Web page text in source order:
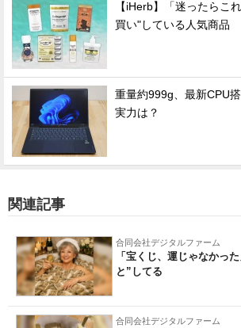
【iHerb】「迷ったらこ
買い"している人気商品
重量約999g、最新CPU
実力は？
関連記事
合同会社デジタルファーム
「宝くじ、運じゃなかっ
と”してる
合同会社デジタルファーム